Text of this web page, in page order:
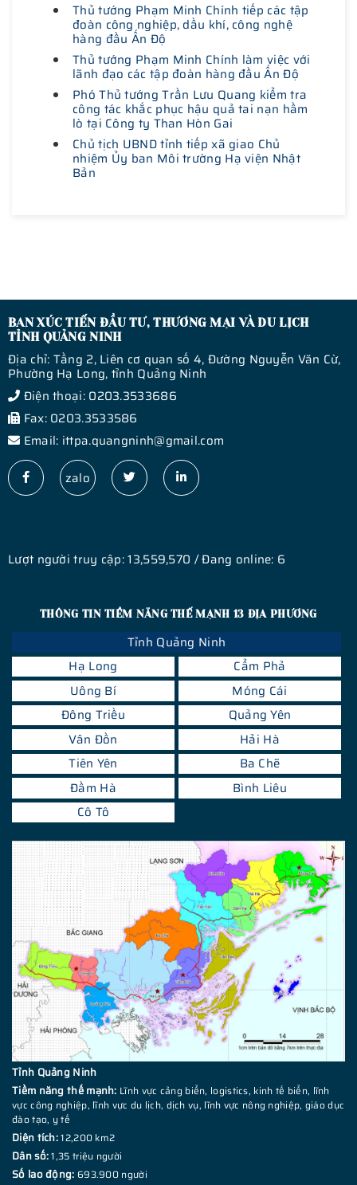
Thủ tướng Phạm Minh Chính tiếp các tập
đoàn công nghiệp, dầu khí, công nghệ
hàng đầu Ấn Độ
Thủ tướng Phạm Minh Chính làm việc với
lãnh đạo các tập đoàn hàng đầu Ấn Độ
Phó Thủ tướng Trần Lưu Quang kiểm tra
công tác khắc phục hậu quả tai nạn hầm
lò tại Công ty Than Hòn Gai
Chủ tịch UBND tỉnh tiếp xã giao Chủ
nhiệm Ủy ban Môi trường Hạ viện Nhật
Bản
BAN XÚC TIẾN ĐẦU TƯ, THƯƠNG MẠI VÀ DU LỊCH
TỈNH QUẢNG NINH
Địa chỉ: Tầng 2, Liên cơ quan số 4, Đường Nguyễn Văn Cừ,
Phường Hạ Long, tỉnh Quảng Ninh
Điện thoại: 0203.3533686
Fax: 0203.3533586
Email: ittpa.quangninh@gmail.com
zalo
Lượt người truy cập: 13,559,570 / Đang online: 6
THÔNG TIN TIỀM NĂNG THẾ MẠNH 13 ĐỊA PHƯƠNG
Tỉnh Quảng Ninh
Hạ Long
Cẩm Phả
Uông Bí
Móng Cái
Đông Triều
Quảng Yên
Vân Đồn
Hải Hà
Tiên Yên
Ba Chẽ
Đầm Hà
Bình Liêu
Cô Tô
Tỉnh Quảng Ninh
Tiềm năng thế mạnh: Lĩnh vực cảng biển, logistics, kinh tế biển, lĩnh
vực công nghiệp, lĩnh vực du lịch, dịch vụ, lĩnh vực nông nghiệp, giáo dục
đào tạo, y tế
Diện tích:12,200 km2
Dân số:1,35 triệu người
Số lao động: 693.900 người